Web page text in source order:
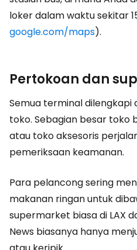
loker dalam waktu sekitar
google.com/maps).
Pertokoan dan
Semua terminal
toko. Sebagian besar toko
atau toko aksesoris
pemeriksaan keamanan.
Para pelancong sering
makanan ringan untuk
supermarket biasa di LAX
News biasanya hanya